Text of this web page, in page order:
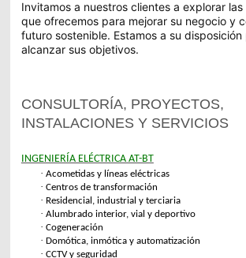
Invitamos a nuestros clientes a explorar
que ofrecemos para mejorar su negocio y
futuro sostenible. Estamos a su
alcanzar sus objetivos.
CONSULTORÍA, PROYECTOS,
INSTALACIONES Y SERVICIOS
INGENIERÍA ELÉCTRICA AT-BT
· Acometidas y líneas eléctricas
· Centros de transformación
· Residencial, industrial y terciaria
· Alumbrado interior, vial y deportivo
· Cogeneración
· Domótica, inmótica y automatización
· CCTV y seguridad